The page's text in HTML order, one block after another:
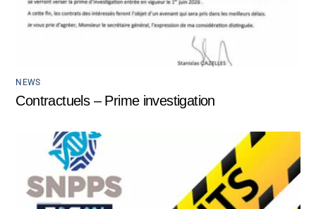
NEWS
Contractuels – Prime investigation